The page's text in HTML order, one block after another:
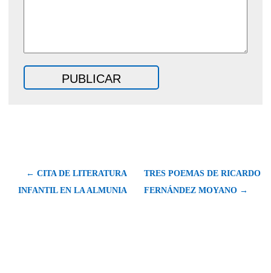
← CITA DE LITERATURA
INFANTIL EN LA ALMUNIA
TRES POEMAS DE RICARDO
FERNÁNDEZ MOYANO →